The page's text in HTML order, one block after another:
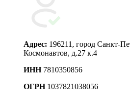
Адрес: 196211, город Санкт-
Космонавтов, д.27 к.4
ИНН7810350856
ОГРН1037821038056